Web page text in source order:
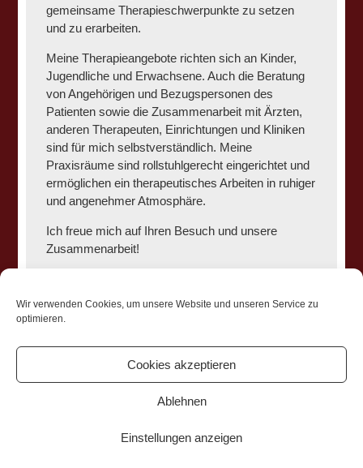
Wir verwenden Cookies, um unsere Website und unseren Service zu
optimieren.
Cookies akzeptieren
Ablehnen
Einstellungen anzeigen
gemeinsame Therapieschwerpunkte zu setzen
und zu erarbeiten.
Meine Therapieangebote richten sich an Kinder,
Jugendliche und Erwachsene. Auch die Beratung
von Angehörigen und Bezugspersonen des
Patienten sowie die Zusammenarbeit mit Ärzten,
anderen Therapeuten, Einrichtungen und Kliniken
sind für mich selbstverständlich. Meine
Praxisräume sind rollstuhlgerecht eingerichtet und
ermöglichen ein therapeutisches Arbeiten in ruhiger
und angenehmer Atmosphäre.
Ich freue mich auf Ihren Besuch und unsere
Zusammenarbeit!
mundart. Praxis für Sprach-, Sprech-, Stimm- und
Schlucktherapie I Dürener Straße 340 I 50935 Köln I